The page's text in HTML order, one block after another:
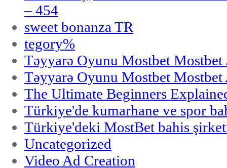
– 454
sweet bonanza TR
tegory%
Təyyarə Oyunu Mostbet
Təyyarə Oyunu Mostbet
The Ultimate Beginners
Türkiye'de kumarhane ve spor
Türkiye'deki MostBet bahis
Uncategorized
Video Ad Creation